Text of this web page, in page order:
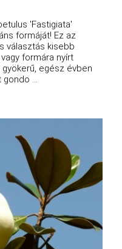
'Fastigiata'
formáját! Ez az
választás kisebb
formára nyírt
egész évben
...